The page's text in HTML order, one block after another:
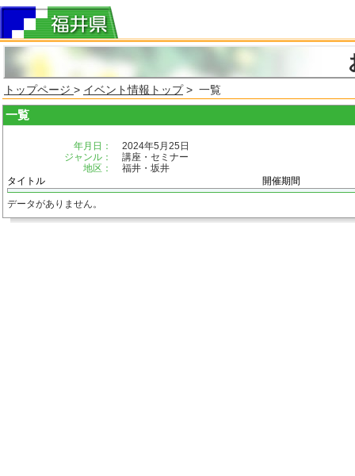
トップページ > イベント情報トップ> 一覧
一覧
年月日：
2024年5月25日
ジャンル：
講座・セミナー
地区：
福井・坂井
タイトル
開催期間
データがありません。